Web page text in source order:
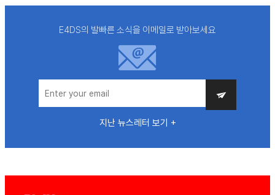
E4DS의 발빠른 소식을 이메일로 받아보세요
지난 뉴스레터 보기 +